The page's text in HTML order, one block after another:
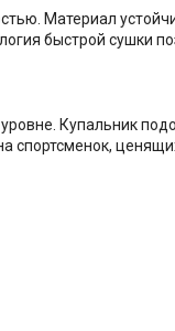
Материал
быстрой сушки
Купальник
спортсменок,